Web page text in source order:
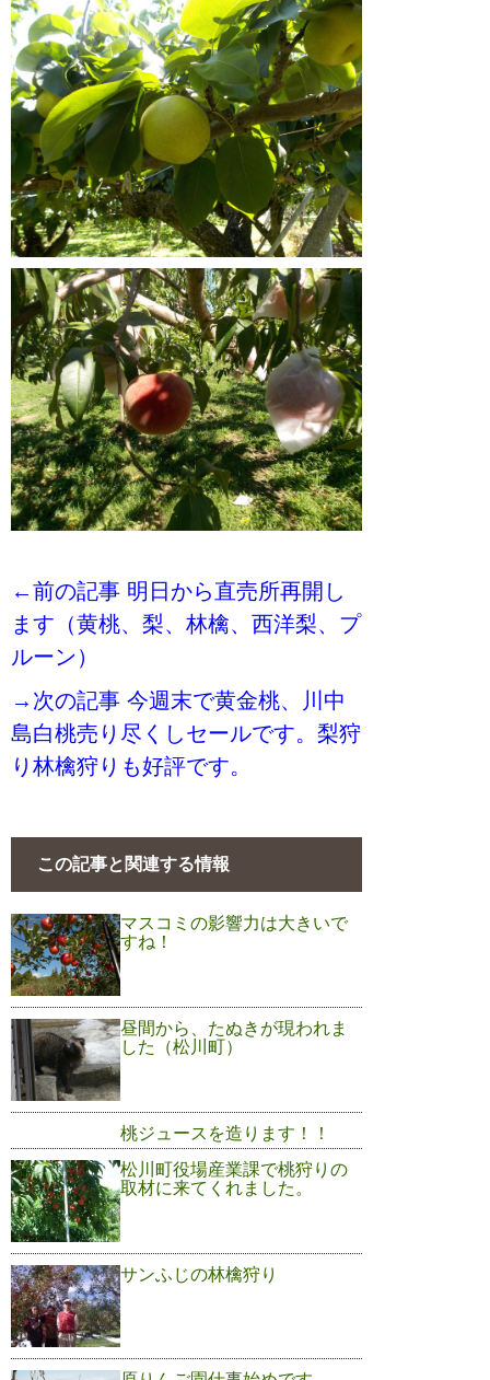
←前の記事 明日から直売所再開し
ます（黄桃、梨、林檎、西洋梨、プ
ルーン）
→次の記事 今週末で黄金桃、川中
島白桃売り尽くしセールです。梨狩
り林檎狩りも好評です。
この記事と関連する情報
マスコミの影響力は大きいで
すね！
昼間から、たぬきが現われま
した（松川町）
桃ジュースを造ります！！
松川町役場産業課で桃狩りの
取材に来てくれました。
サンふじの林檎狩り